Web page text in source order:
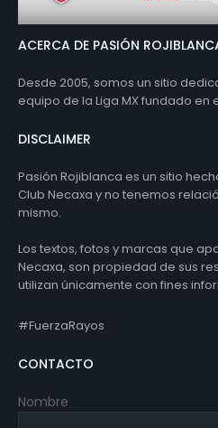
ACERCA DE PASIÓN
Desde 2005, somos un sitio
equipo de la Liga MX fundado en
DISCLAIMER
Pasión Rojiblanca es un sitio
Club Necaxa y no tenemos
mismo.
Los textos, fotos y marcas que
Necaxa, son propiedad de sus
utilizan únicamente con fines
#FuerzaRayos
CONTACTO
Nombre